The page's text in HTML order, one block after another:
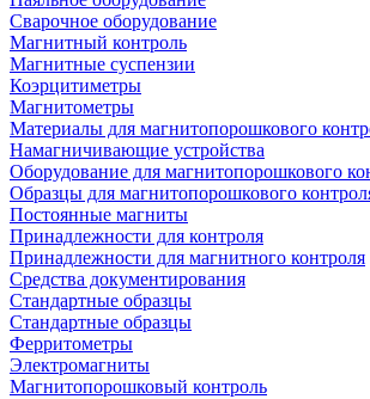
Сварочное оборудование
Магнитный контроль
Магнитные суспензии
Коэрцитиметры
Магнитометры
Материалы для магнитопорошкового
Намагничивающие устройства
Оборудование для магнитопорошкового
Образцы для магнитопорошкового
Постоянные магниты
Принадлежности для контроля
Принадлежности для магнитного контроля
Средства документирования
Стандартные образцы
Стандартные образцы
Ферритометры
Электромагниты
Магнитопорошковый контроль